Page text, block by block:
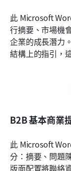
此 Microsoft
行摘要、市場機
企業的成長潛力
結構上的指引，
B2B 基本商業
此 Microsoft
分：摘要、問題
版面配置將聯絡